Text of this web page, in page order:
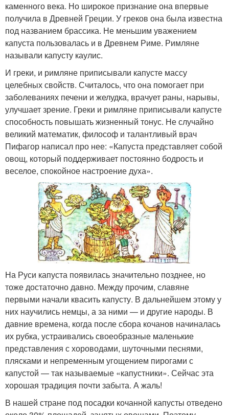
каменного века. Но широкое признание она впервые
получила в Древней Греции. У греков она была известна
под названием брассика. Не меньшим уважением
капуста пользовалась и в Древнем Риме. Римляне
называли капусту каулис.
И греки, и римляне приписывали капусте массу
целебных свойств. Считалось, что она помогает при
заболеваниях печени и желудка, врачует раны, нарывы,
улучшает зрение. Греки и римляне приписывали капусте
способность повышать жизненный тонус. Не случайно
великий математик, философ и талантливый врач
Пифагор написал про нее: «Капуста представляет собой
овощ, который поддерживает постоянно бодрость и
веселое, спокойное настроение духа».
На Руси капуста появилась значительно позднее, но
тоже достаточно давно. Между прочим, славяне
первыми начали квасить капусту. В дальнейшем этому у
них научились немцы, а за ними — и другие народы. В
давние времена, когда после сбора кочанов начиналась
их рубка, устраивались своеобразные маленькие
представления с хороводами, шуточными песнями,
плясками и непременным угощением пирогами с
капустой — так называемые «капустники». Сейчас эта
хорошая традиция почти забыта. А жаль!
В нашей стране под посадки кочанной капусты отведено